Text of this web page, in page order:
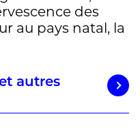
des
au pays natal, la
autres